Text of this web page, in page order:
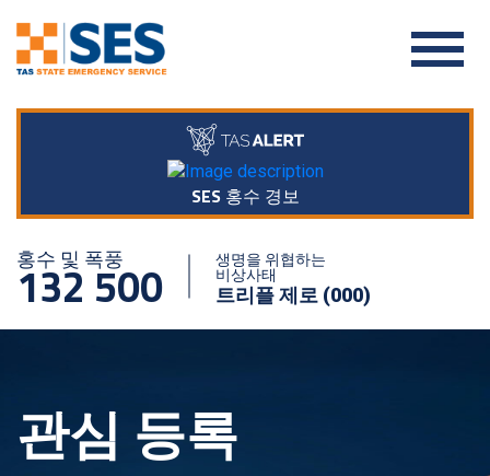
SES 홍수 경보
홍수 및 폭풍
132 500
생명을 위협하는
비상사태
트리플 제로 (000)
관심 등록